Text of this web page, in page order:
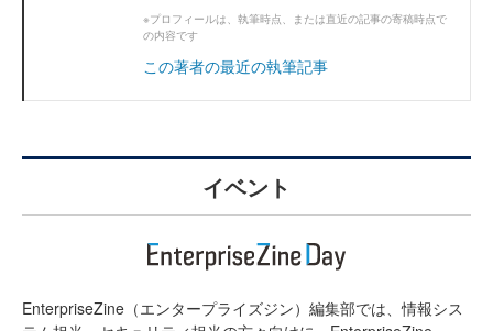
※プロフィールは、執筆時点、または直近の記事の寄稿時点で
の内容です
この著者の最近の執筆記事
イベント
EnterpriseZine（エンタープライズジン）編集部では、情報シス